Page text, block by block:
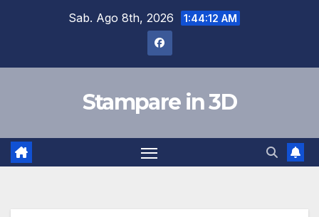
Sab. Ago 8th, 2026 1:44:13 AM
Stampare in 3D